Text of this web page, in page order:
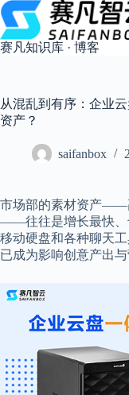
跳
过
内
容
赛凡知识库 · 博客
从混乱到有序：企业
资产？
saifanbox
市场部的素材资产——
——往往是增长最快、
移动硬盘和各种聊天
已成为影响创意产出与